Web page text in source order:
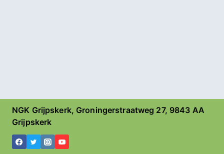
NGK Grijpskerk, Groningerstraatweg 27, 9843 AA
Grijpskerk